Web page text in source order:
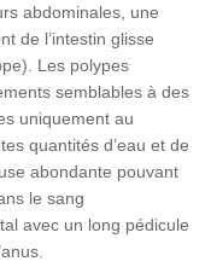
abdominales, une
de l’intestin glisse
Les polypes
semblables à des
uniquement au
quantités d’eau et de
abondante pouvant
le sang
avec un long pédicule